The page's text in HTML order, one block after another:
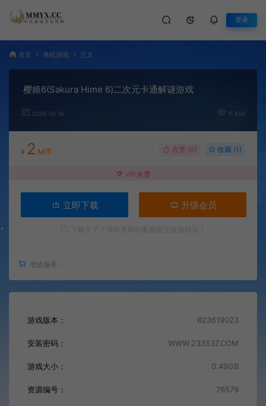
登录
首页 单机游戏 正文
樱姬6(Sakura Hime 6)二次元卡通解谜游戏
2026-06-16 11,656
¥ 2 M币 点赞 (0) 收藏 (1)
VIP免费
立即下载 升级会员
增值服务：
游戏版本： B23619023
安装密码： WWW.233537.COM
游戏大小： 0.49GB
资源编号： 76579